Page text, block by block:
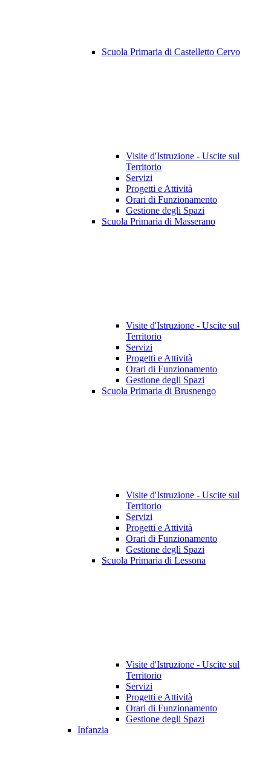
Scuola Primaria di Castelletto Cervo
Visite d'Istruzione - Uscite sul
Territorio
Servizi
Progetti e Attività
Orari di Funzionamento
Gestione degli Spazi
Scuola Primaria di Masserano
Visite d'Istruzione - Uscite sul
Territorio
Servizi
Progetti e Attività
Orari di Funzionamento
Gestione degli Spazi
Scuola Primaria di Brusnengo
Visite d'Istruzione - Uscite sul
Territorio
Servizi
Progetti e Attività
Orari di Funzionamento
Gestione degli Spazi
Scuola Primaria di Lessona
Visite d'Istruzione - Uscite sul
Territorio
Servizi
Progetti e Attività
Orari di Funzionamento
Gestione degli Spazi
Infanzia